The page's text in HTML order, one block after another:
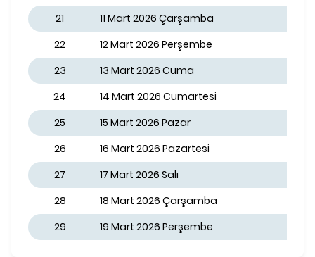
21
11 Mart 2026 Çarşamba
22
12 Mart 2026 Perşembe
23
13 Mart 2026 Cuma
24
14 Mart 2026 Cumartesi
25
15 Mart 2026 Pazar
26
16 Mart 2026 Pazartesi
27
17 Mart 2026 Salı
28
18 Mart 2026 Çarşamba
29
19 Mart 2026 Perşembe